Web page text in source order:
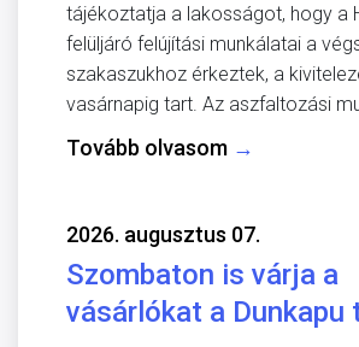
tájékoztatja a lakosságot, hogy a
felüljáró felújítási munkálatai a
szakaszukhoz érkeztek, a
vasárnapig tart. Az aszfaltozási
Tovább olvasom →
2026. augusztus 07.
Szombaton is várja a
vásárlókat a Dunkapu